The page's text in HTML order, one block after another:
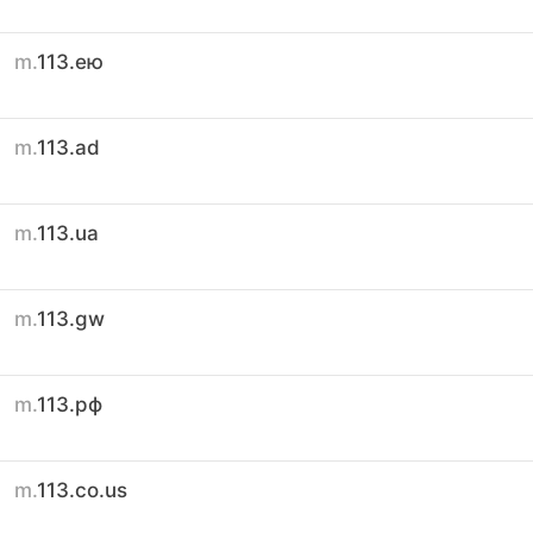
m.113.ею
m.113.ad
m.113.ua
m.113.gw
m.113.рф
m.113.co.us